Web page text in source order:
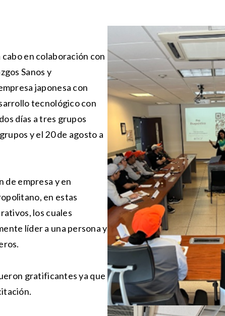
en colaboración con
Sanos y
japonesa con
tecnológico con
días a tres grupos
y el 20 de agosto a
de empresa y en
en estas
los cuales
líder a una persona y
gratificantes ya que